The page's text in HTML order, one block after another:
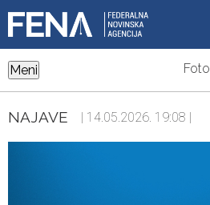
Meni Foto
NAJAVE | 14.05.2026. 19:08 |